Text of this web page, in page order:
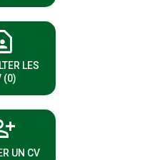
LES
(0)
(NOUVELLE FENÊTRE)
UN CV
(NOUVELLE FENÊTRE)